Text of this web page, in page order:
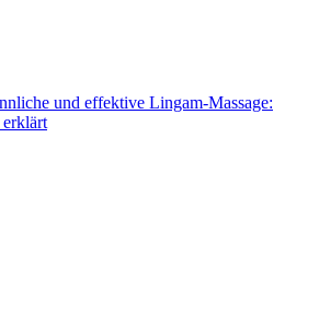
und effektive Lingam-Massage: